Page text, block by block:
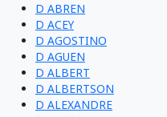
D ABREN
D ACEY
D AGOSTINO
D AGUEN
D ALBERT
D ALBERTSON
D ALEXANDRE